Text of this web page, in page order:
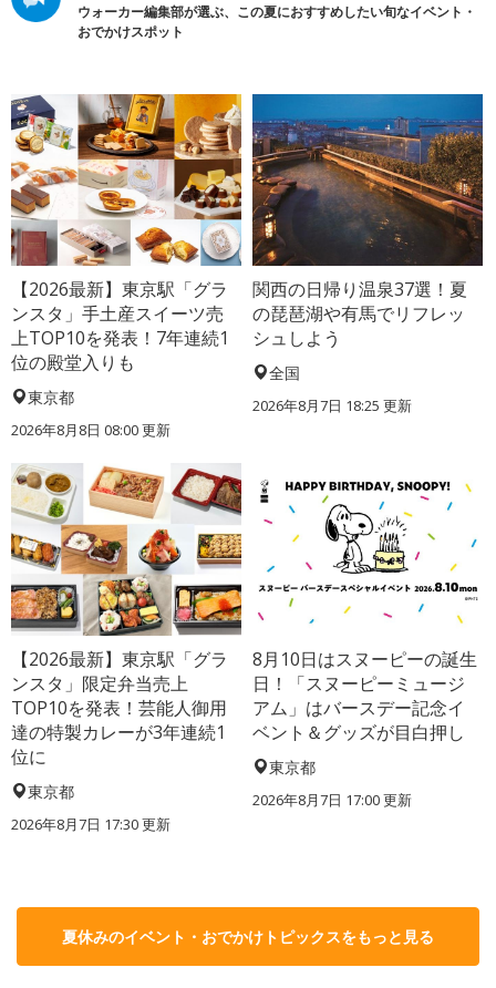
ウォーカー編集部が選ぶ、この夏におすすめしたい旬なイベント・
おでかけスポット
【2026最新】東京駅「グラ
ンスタ」手土産スイーツ売
上TOP10を発表！7年連続1
位の殿堂入りも
東京都
2026年8月8日 08:00更新
関西の日帰り温泉37選！夏
の琵琶湖や有馬でリフレッ
シュしよう
全国
2026年8月7日 18:25 更新
【2026最新】東京駅「グラ
ンスタ」限定弁当売上
TOP10を発表！芸能人御用
達の特製カレーが3年連続1
位に
東京都
2026年8月7日 17:30更新
8月10日はスヌーピーの誕生
日！「スヌーピーミュージ
アム」はバースデー記念イ
ベント＆グッズが目白押し
東京都
2026年8月7日 17:00更新
夏休みのイベント・おでかけトピックスをもっと見る